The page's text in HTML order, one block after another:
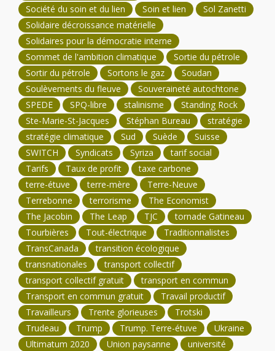
Société du soin et du lien
Soin et lien
Sol Zanetti
Solidaire décroissance matérielle
Solidaires pour la démocratie interne
Sommet de l'ambition climatique
Sortie du pétrole
Sortir du pétrole
Sortons le gaz
Soudan
Soulèvements du fleuve
Souveraineté autochtone
SPEDE
SPQ-libre stalinisme
Standing Rock
Ste-Marie-St-Jacques
Stéphan Bureau
stratégie
stratégie climatique
Sud Suède
Suisse
SWITCH
Syndicats Syriza
tarif social
Tarifs
Taux de profit
taxe carbone
terre-étuve
terre-mère
Terre-Neuve
Terrebonne
terrorisme
The Economist
The Jacobin
The Leap TJC
tornade Gatineau
Tourbières
Tout-électrique
Traditionnalistes
TransCanada
transition écologique
transnationales
transport collectif
transport collectif gratuit
transport en commun
Transport en commun gratuit
Travail productif
Travailleurs
Trente glorieuses
Trotski
Trudeau
Trump Trump. Terre-étuve
Ukraine
Ultimatum 2020
Union paysanne
université